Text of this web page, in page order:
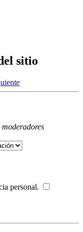
sitio
moderadores
personal.